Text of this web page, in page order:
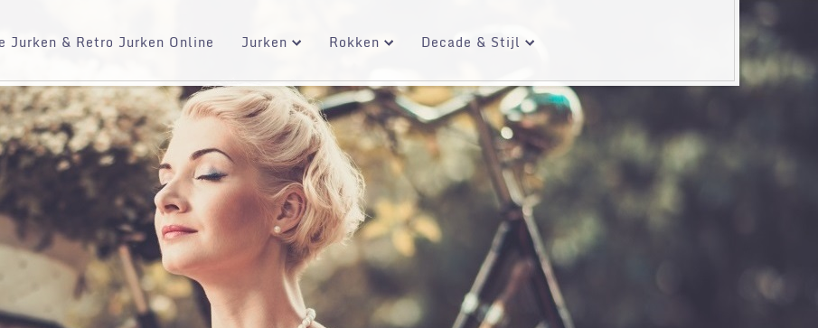
Jurken & Retro Jurken Online Jurken Rokken Decade & Stijl